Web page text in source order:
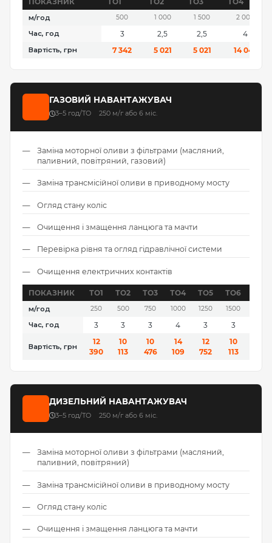
м/год 500 1 000 1 500 2 000
Час, год 3 2,5 2,5 4
Вартість, грн 7 342 5 021 5 021 14 045
ГАЗОВИЙ НАВАНТАЖУВАЧ
3–5 год/ТО 250 м/г або 6 міс.
Заміна моторної оливи з фільтрами (масляний,
паливний, повітряний, газовий)
Заміна трансмісійної оливи в приводному мосту
Огляд стану коліс
Очищення і змащення ланцюга та мачти
Перевірка рівня та огляд гідравлічної системи
Очищення електричних контактів
ПОКАЗНИК ТО1 ТО2 ТО3 ТО4 ТО5 ТО6
м/год 250 500 750 1000 1250 1500
Час, год 3 3 3 4 3 3
Вартість, грн
12
390
10
113
10
476
14
109
12
752
10
113
ДИЗЕЛЬНИЙ НАВАНТАЖУВАЧ
3–5 год/ТО 250 м/г або 6 міс.
Заміна моторної оливи з фільтрами (масляний,
паливний, повітряний)
Заміна трансмісійної оливи в приводному мосту
Огляд стану коліс
Очищення і змащення ланцюга та мачти